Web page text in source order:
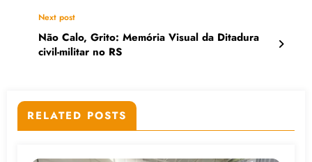
Next post
Não Calo, Grito: Memória Visual da Ditadura
civil-militar no RS
RELATED POSTS